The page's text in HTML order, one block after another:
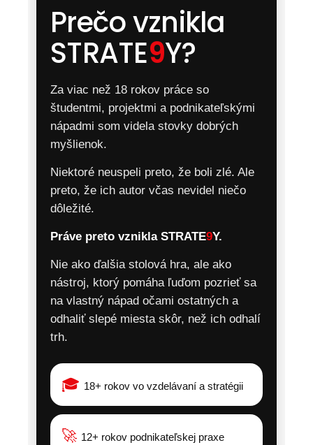
Prečo vznikla
STRATE9Y?
Za viac než 18 rokov práce so
študentmi, projektmi a podnikateľskými
nápadmi som videla stovky dobrých
myšlienok.
Niektoré neuspeli preto, že boli zlé. Ale
preto, že ich autor včas nevidel niečo
dôležité.
Práve preto vznikla STRATE9Y.
Nie ako ďalšia stolová hra, ale ako
nástroj, ktorý pomáha ľuďom pozrieť sa
na vlastný nápad očami ostatných a
odhaliť slepé miesta skôr, než ich odhalí
trh.
🎓 18+ rokov vo vzdelávaní a stratégii
🚀 12+ rokov podnikateľskej praxe